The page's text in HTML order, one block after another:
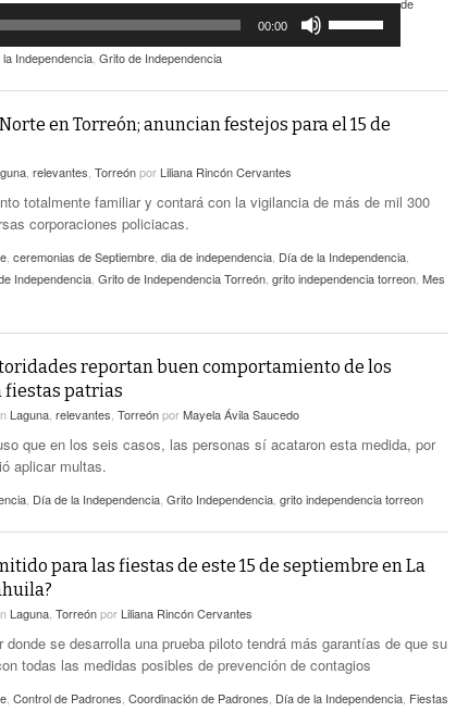
00:00
las
arriba/abajo
disminuir
volumen.
la Independencia Grito de Independencia
en Torreón; anuncian festejos para el 15 de
relevantes Torreónpor Liliana Rincón Cervantes
totalmente familiar y contará con la vigilancia de más de mil 300
corporaciones policiacas.
ceremonias de Septiembre dia de independencia Día de la Independencia
Independencia Grito de Independencia Torreón grito independencia torreon Mes
reportan buen comportamiento de los
fiestas patrias
Laguna relevantes TorreónporMayela Ávila Saucedo
que en los seis casos, las personas sí acataron esta medida, por
aplicar multas.
Día de la Independencia Grito Independencia grito independencia torreon
para las fiestas de este 15 de septiembre en La
Laguna Torreónpor Liliana Rincón Cervantes
donde se desarrolla una prueba piloto tendrá más garantías de que su
todas las medidas posibles de prevención de contagios
Control de Padrones Coordinación de Padrones Día de la Independencia Fiestas